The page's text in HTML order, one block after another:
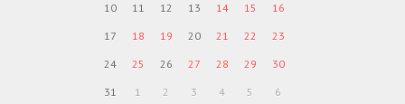
10 11 12 13 14 15 16
17 18 19 20 21 22 23
24 25 26 27 28 29 30
31 1 2 3 4 5 6